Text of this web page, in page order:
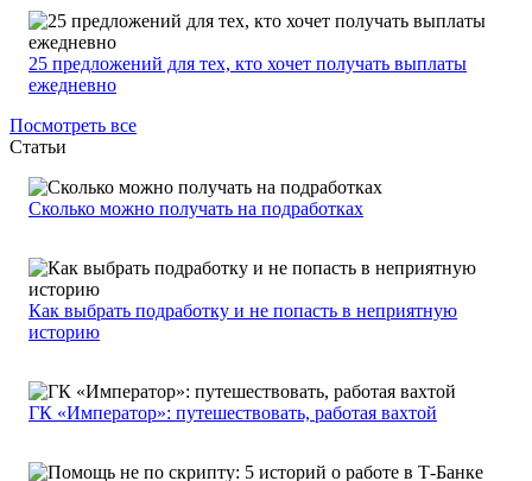
25 предложений для тех, кто хочет получать выплаты
ежедневно
Посмотреть все
Статьи
Сколько можно получать на подработках
Как выбрать подработку и не попасть в неприятную
историю
ГК «Император»: путешествовать, работая вахтой